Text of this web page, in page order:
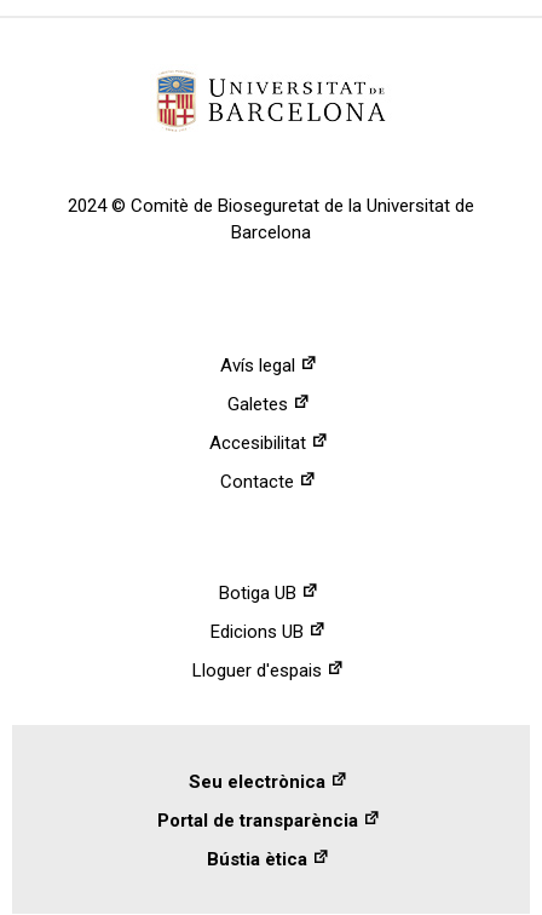
2024 © Comitè de Bioseguretat de la Universitat de
Barcelona
Avís legal
Galetes
Accesibilitat
Contacte
Botiga UB
Edicions UB
Lloguer d'espais
Seu electrònica
Portal de transparència
Bústia ètica